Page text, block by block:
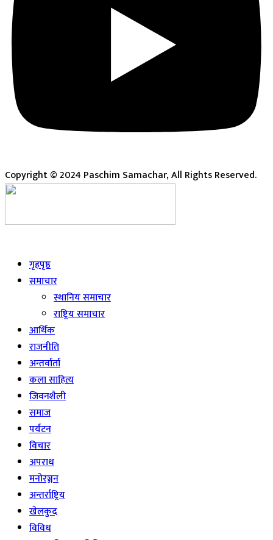
Copyright © 2024 Paschim Samachar, All Rights Reserved.
गृहपृष्ठ
समाचार
स्थानिय समाचार
राष्ट्रिय समाचार
आर्थिक
राजनीति
अन्तर्वार्ता
कला साहित्य
जिवनशैली
समाज
पर्यटन
विचार
अपराध
मनोरञ्जन
अन्तर्राष्ट्रिय
खेलकुद
विविध